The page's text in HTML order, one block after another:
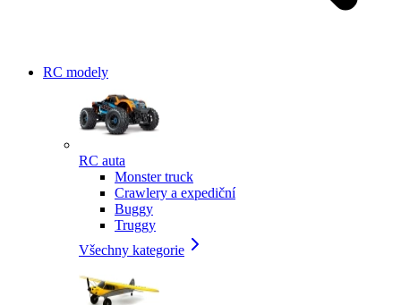
RC modely
RC auta
Monster truck
Crawlery a expediční
Buggy
Truggy
Všechny kategorie